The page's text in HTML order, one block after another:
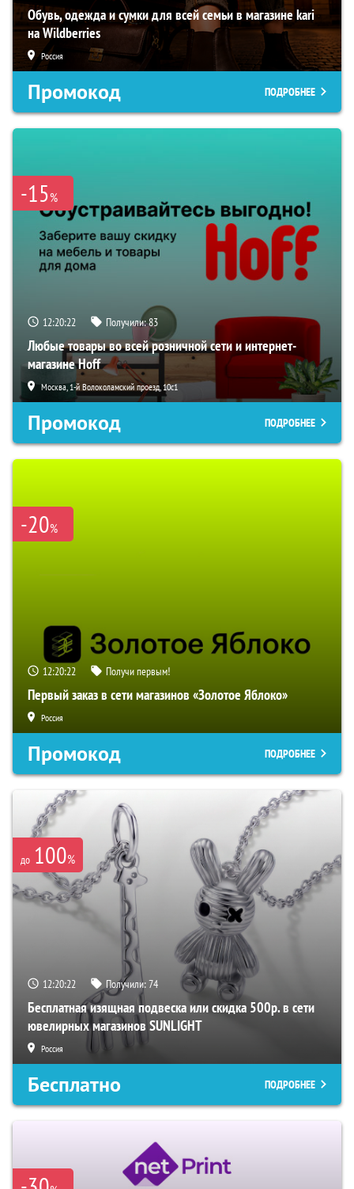
Обувь, одежда и сумки для всей семьи в магазине kari
на Wildberries
Россия
Промокод ПОДРОБНЕЕ
-15%
12:20:21 Получили:83
Любые товары во всей розничной сети и интернет-
магазине Hoff
Москва, 1-й Волоколамский проезд, 10с1
Промокод ПОДРОБНЕЕ
-20%
12:20:21 Получи первым!
Первый заказ в сети магазинов «Золотое Яблоко»
Россия
Промокод ПОДРОБНЕЕ
до 100%
12:20:21 Получили:74
Бесплатная изящная подвеска или скидка 500р. в сети
ювелирных магазинов SUNLIGHT
Россия
Бесплатно ПОДРОБНЕЕ